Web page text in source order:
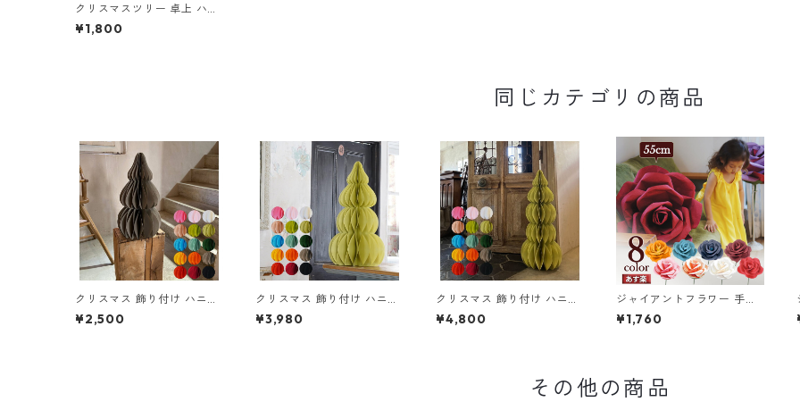
クリスマスツリー 卓上 ハニ
カム ジャイアント ペーパー
ツリー (31cm) Sサイズ 飾り
¥1,800
同じカテゴリの商品
クリスマス 飾り付け ハニカ
ム ジャイアント ペーパーツ
リー (49cm) Mサイズ (メー
¥2,500
クリスマス 飾り付け ハニカ
ム ジャイアント ペーパーツ
リー (69cm) Lサイズ (送料
¥3,980
クリスマス 飾り付け ハニカ
ム ジャイアント ペーパーツ
リー (88cm) XLサイズ (送料
¥4,800
ジャイアントフラワー 手作
りキット フローラ L 花径55
cm 結婚式の前撮りやお誕生
¥1,760
その他の商品